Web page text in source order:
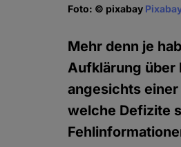
Foto: © pixabay
Mehr denn je
Aufklärung über
angesichts
welche Defizite